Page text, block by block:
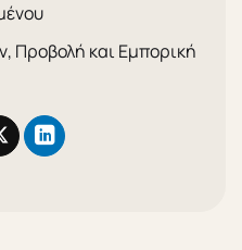
Προβολή και Εμπορική